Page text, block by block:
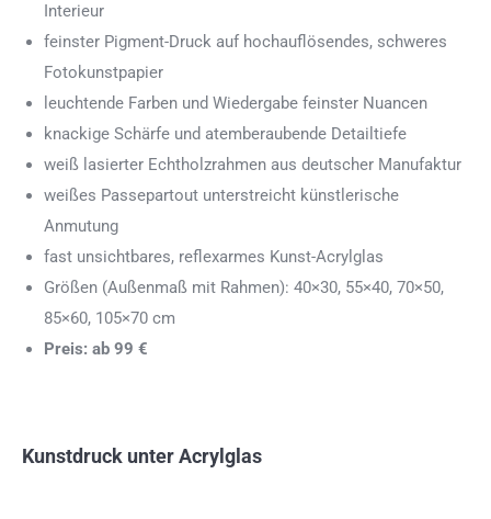
Interieur
feinster Pigment-Druck auf hochauflösendes, schweres
Fotokunstpapier
leuchtende Farben und Wiedergabe feinster Nuancen
knackige Schärfe und atemberaubende Detailtiefe
weiß lasierter Echtholzrahmen aus deutscher Manufaktur
weißes Passepartout unterstreicht künstlerische
Anmutung
fast unsichtbares, reflexarmes Kunst-Acrylglas
Größen (Außenmaß mit Rahmen): 40×30, 55×40, 70×50,
85×60, 105×70 cm
Preis: ab 99 €
Kunstdruck unter Acrylglas